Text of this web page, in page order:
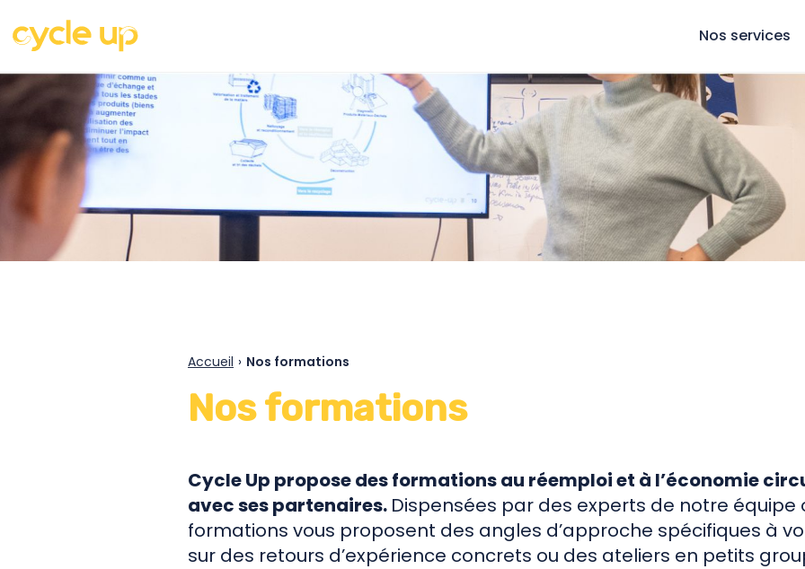
Nos services
Accueil › Nos formations
Nos formations
Cycle Up propose des formations au réemploi et à l’économie
avec ses partenaires. Dispensées par des experts de notre équipe
formations vous proposent des angles d’approche spécifiques à
sur des retours d’expérience concrets ou des ateliers en petits